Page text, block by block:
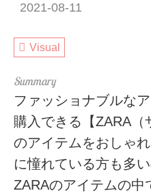
2021-08-11
Visual
ファッショナブルな
購入できる【ZARA（
のアイテムをおしゃ
に憧れている方も多
ZARAのアイテムの中